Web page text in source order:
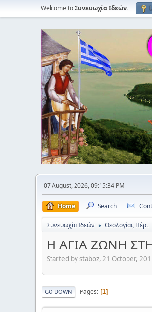
Welcome toΣυνευωχία Ιδεών.
07 August, 2026, 09:15:34 PM
Home Search
Συνευωχία Ιδεών ► Θεολογίας Πέρι
Η ΑΓΙΑ ΖΩΝΗ
Started by staboz, 21 October,
GO DOWN Pages 1